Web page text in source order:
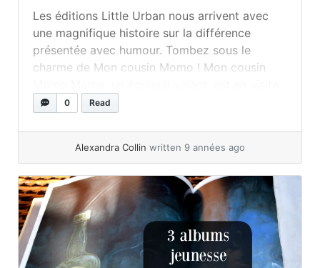
Les éditions Little Urban nous arrivent avec
une magnifique histoire sur la différence
présentée avec humour. Tombez sous le
charme de Mon cousin Momo ! Mon cousin
chez ses cousins écureuils. Rapidement, il ne
Pourtant, grâce à Momo, ils vont tous... »read
0 Read
Alexandra Collin written 9 années ago